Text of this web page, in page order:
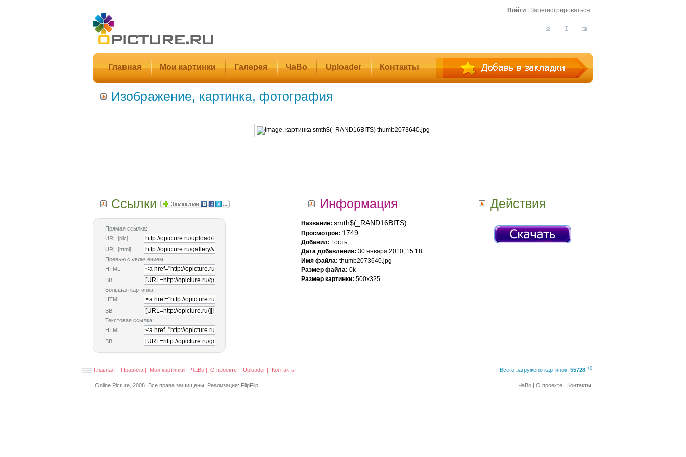
Войти Зарегистрироваться
Главная Мои картинки Галерея ЧаВо Uploader Контакты
Изображение, картинка, фотография
Ссылки
Прямая ссылка:
URL [pic]:
URL [html]:
Превью с увличением:
HTML:
BB:
Большая картинка:
HTML:
BB:
Текстовая ссылка:
HTML:
BB:
Информация
Название: smth$(_RAND16BITS)
Просмотров: 1749
Добавил: Гость
Дата добавления: 30 января 2010, 15:18
Имя файла: thumb2073640.jpg
Размер файла: 0k
Размер картинки: 500x325
Действия
Всего загружено картинок: 55728 +0
Главная | Правила | Мои картинки | ЧаВо | О проекте | Uploader | Контакты
ЧаВо | О проекте | Контакты
Online Picture , 2008. Все права защищены. Реализация: FlipFlip